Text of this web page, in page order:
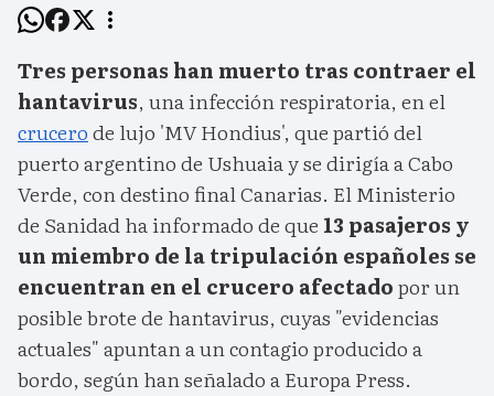
Tres personas han muerto tras contraer el
hantavirus, una infección respiratoria, en el
crucerode lujo 'MV Hondius', que partió del
puerto argentino de Ushuaia y se dirigía a Cabo
Verde, con destino final Canarias. El Ministerio
de Sanidad ha informado de que 13 pasajeros y
un miembro de la tripulación españoles se
encuentran en el crucero afectadopor un
posible brote de hantavirus, cuyas "evidencias
actuales" apuntan a un contagio producido a
bordo, según han señalado a Europa Press.